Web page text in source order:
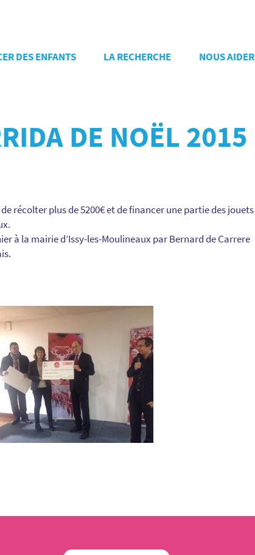
DES ENFANTS LA RECHERCHE NOUS AIDER
DE NOËL 2015
récolter plus de 5200€ et de financer une partie des jouets
à la mairie d’Issy-les-Moulineaux par Bernard de Carrere